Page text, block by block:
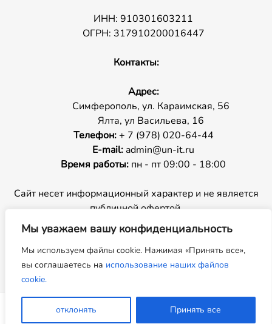
Мы уважаем вашу конфиденциальность
Мы используем файлы cookie. Нажимая «Принять все»,
вы соглашаетесь на использование наших файлов
cookie.
отклонять Принять все
ИНН: 910301603211
ОГРН: 317910200016447
Контакты:
Адрес:
Симферополь, ул. Караимская, 56
Ялта, ул Васильева, 16
Телефон:+ 7 (978) 020-64-44
E-mail:admin@un-it.ru
Время работы: пн - пт 09:00 - 18:00
Сайт несет информационный характер и не является
публичной офертой.
Копирование материалов с сайта запрещено.
Корзина Избранное